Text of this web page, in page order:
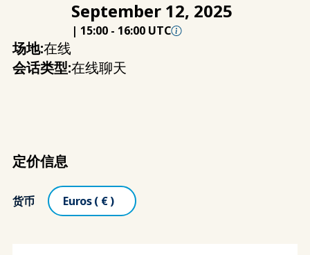
September 12, 2025
| 15:00 - 16:00 UTC
场地:在线
会话类型:在线聊天
定价信息
货币